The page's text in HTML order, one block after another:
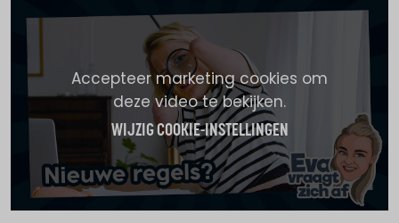
Accepteer marketing cookies om
deze video te bekijken.
WIJZIG COOKIE-INSTELLINGEN